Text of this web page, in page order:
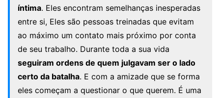
íntima. Eles encontram semelhanças inesperadas
entre si, Eles são pessoas treinadas que evitam
ao máximo um contato mais próximo por conta
de seu trabalho. Durante toda a sua vida
seguiram ordens de quem julgavam ser o lado
certo da batalha. E com a amizade que se forma
eles começam a questionar o que querem. É uma